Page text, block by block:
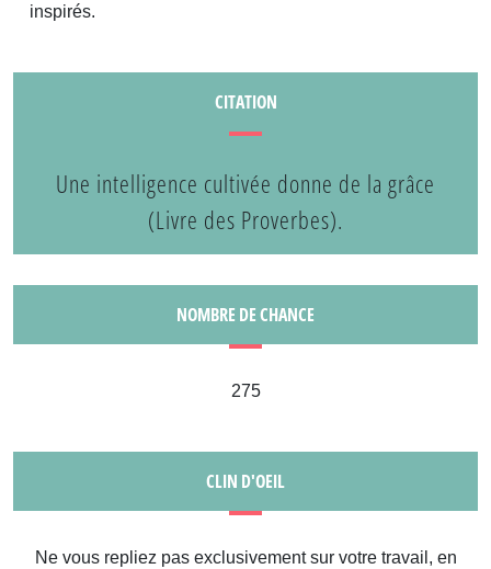
inspirés.
CITATION
Une intelligence cultivée donne de la grâce
(Livre des Proverbes).
NOMBRE DE CHANCE
275
CLIN D'OEIL
Ne vous repliez pas exclusivement sur votre travail, en